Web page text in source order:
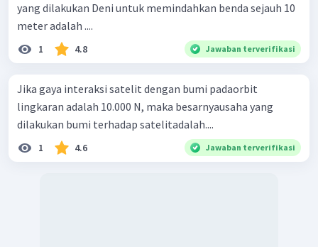
yang dilakukan Deni untuk memindahkan benda sejauh 10
meter adalah ....
1 4.8 Jawaban terverifikasi
Jika gaya interaksi satelit dengan bumi padaorbit
lingkaran adalah 10.000 N, maka besarnyausaha yang
dilakukan bumi terhadap satelitadalah....
1 4.6 Jawaban terverifikasi